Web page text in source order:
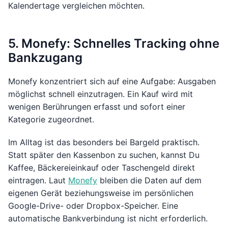
Kalendertage vergleichen möchten.
5. Monefy: Schnelles Tracking ohne
Bankzugang
Monefy konzentriert sich auf eine Aufgabe: Ausgaben
möglichst schnell einzutragen. Ein Kauf wird mit
wenigen Berührungen erfasst und sofort einer
Kategorie zugeordnet.
Im Alltag ist das besonders bei Bargeld praktisch.
Statt später den Kassenbon zu suchen, kannst Du
Kaffee, Bäckereieinkauf oder Taschengeld direkt
eintragen. Laut Monefy bleiben die Daten auf dem
eigenen Gerät beziehungsweise im persönlichen
Google-Drive- oder Dropbox-Speicher. Eine
automatische Bankverbindung ist nicht erforderlich.